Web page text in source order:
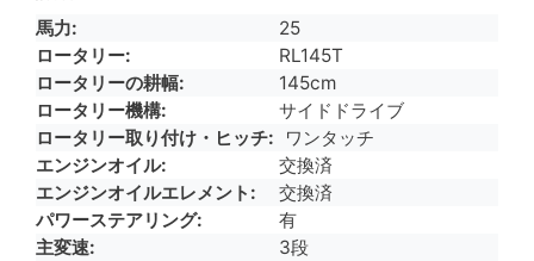
馬力
25
ロータリー
RL145T
ロータリーの耕幅
145cm
ロータリー機構
サイドドライブ
ロータリー取り付け・ヒッチ
ワンタッチ
エンジンオイル
交換済
エンジンオイルエレメント
交換済
パワーステアリング
有
主変速
3段